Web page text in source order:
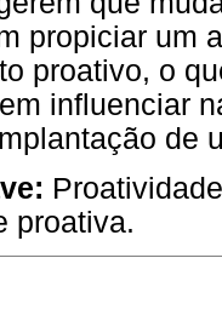
propiciar um
proativo, o
influenciar
de
proativa.